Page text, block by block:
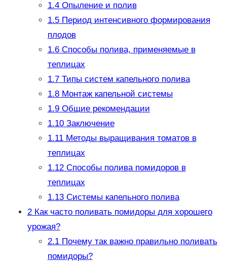
1.4Опыление и полив
1.5Период интенсивного формирования
плодов
1.6Способы полива, применяемые в
теплицах
1.7Типы систем капельного полива
1.8Монтаж капельной системы
1.9Общие рекомендации
1.10Заключение
1.11Методы выращивания томатов в
теплицах
1.12Способы полива помидоров в
теплицах
1.13Системы капельного полива
2Как часто поливать помидоры для хорошего
урожая?
2.1Почему так важно правильно поливать
помидоры?